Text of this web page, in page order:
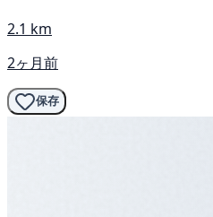
2.1 km
2ヶ月前
保存